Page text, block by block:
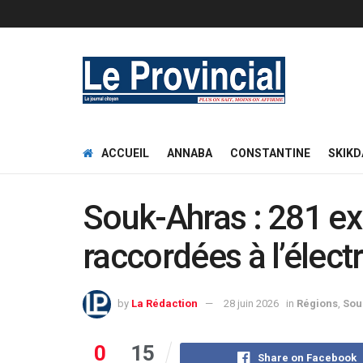
ACCUEIL ANNABA CONSTANTINE
Souk-Ahras : 281
raccordées à
by La Rédaction 28 juin 2026 in Régions
0 15 Share on Facebook